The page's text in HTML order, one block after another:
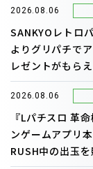
2026.08.06
SANKYOレトロ
よりグリパチで
レゼントがもら
2026.08.06
『Lパチスロ 革
ンゲームアプリ
RUSH中の出玉